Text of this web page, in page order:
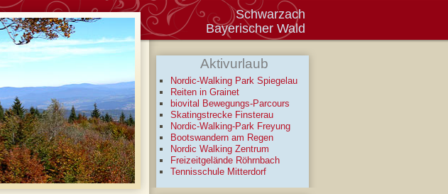
Schwarzach
Bayerischer Wald
Aktivurlaub
Nordic-Walking Park Spiegelau
Reiten in Grainet
biovital Bewegungs-Parcours
Skatingstrecke Finsterau
Nordic-Walking-Park Freyung
Bootswandern am Regen
Nordic Walking Zentrum
Freizeitgelände Röhrnbach
Tennisschule Mitterdorf